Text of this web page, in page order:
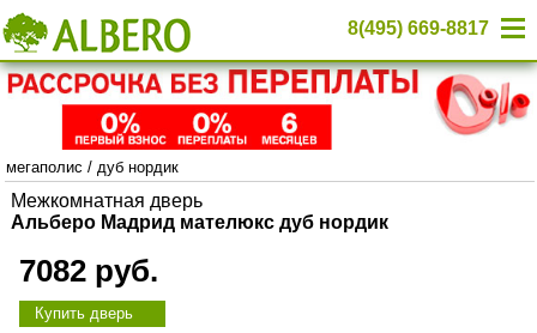
8(495) 669-8817
мегаполис / дуб нордик
Межкомнатная дверь
Альберо Мадрид мателюкс дуб нордик
7082 руб.
Купить дверь